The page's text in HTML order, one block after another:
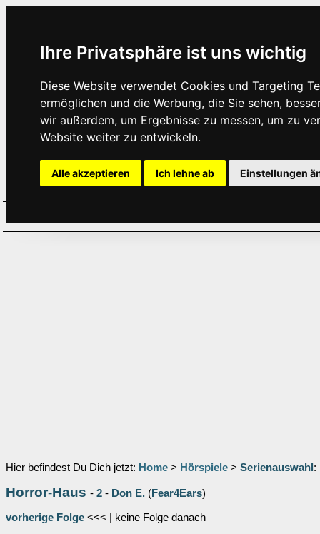
Ihre Privatsphäre ist uns wichtig
Diese Website verwendet Cookies und Targeting
ermöglichen und die Werbung, die Sie sehen,
wir außerdem, um Ergebnisse zu messen, um zu
Website weiter zu entwickeln.
Alle akzeptieren Ich lehne ab Einstellungen
Hier befindest Du Dich jetzt: Home > Hörspiele > Serienauswahl :
Horror-Haus - 2 - Don E. (Fear4Ears)
vorherige Folge <<< | keine Folge danach